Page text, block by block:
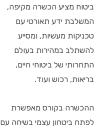
ביטוח מציע הכשרה מקיפה,
המשלבת ידע תאורטי עם
טכניקות מעשיות, ומסייע
להשתלב במהירות בעולם
התחרותי של ביטוחי חיים,
בריאות, רכוש ועוד.
ההכשרה בקורס מאפשרת
לפתח ביטחון עצמי בשיחה עם